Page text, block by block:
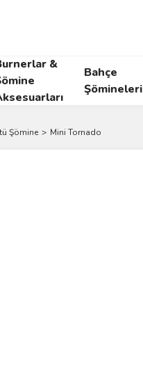
&
Bahçe
Şömineleri
Şömine Mini Tornado